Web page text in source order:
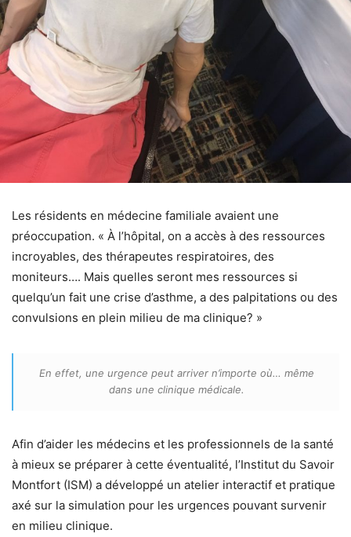
Les résidents en médecine familiale avaient une
préoccupation. « À l’hôpital, on a accès à des ressources
incroyables, des thérapeutes respiratoires, des
moniteurs…. Mais quelles seront mes ressources si
quelqu’un fait une crise d’asthme, a des palpitations ou des
convulsions en plein milieu de ma clinique? »
En effet, une urgence peut arriver n’importe où… même
dans une clinique médicale.
Afin d’aider les médecins et les professionnels de la santé
à mieux se préparer à cette éventualité, l’Institut du Savoir
Montfort (ISM) a développé un atelier interactif et pratique
axé sur la simulation pour les urgences pouvant survenir
en milieu clinique.